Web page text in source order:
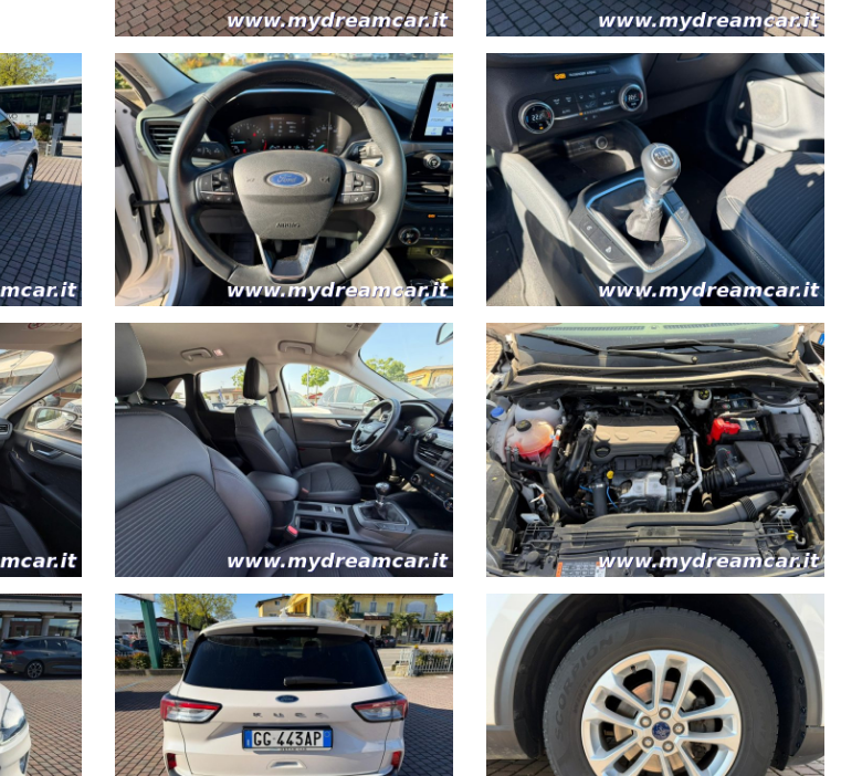
l’esattezza dei dati riportati. Dream Car Srl declina ogni responsabilità per eventuali involontarie incongruenze,
nostra sede.
di Tessera VENEZIA o aeroporto Sant'Angelo di Treviso.
ANCHE QUELLO DI VOSTRA FIDUCIA presso la nostra sede o in una officina della zona.
LIBRETTO DEI SERVIZI O ALLA DICHIARAZIONE NELL'ATTO DI VENDITA. QUINDI CHILOMETRAGGIO
Jesolo e percorrerla per 8,3km, poi prendere uscita a destra in corrispondenza dell'uscita San Dona', Torre di Fine e